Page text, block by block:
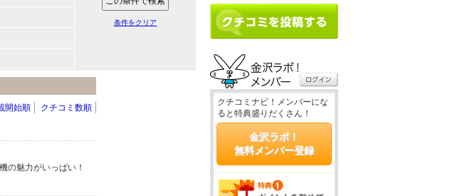
条件をクリア
開始順 クチコミ数順
の魅力がいっぱい！
クチコミナビ！メンバーにな
ると特典盛りだくさん！
金沢ラボ！
無料メンバー登録